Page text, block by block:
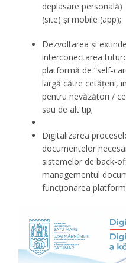
deplasare
(site) și mobile (app);
Dezvoltarea și
interconectarea
platformă de ”self-
largă către cetățeni,
pentru nevăzători /
sau de alt tip;
Digitalizarea
documentelor
sistemelor de back-
managementul
funcționarea